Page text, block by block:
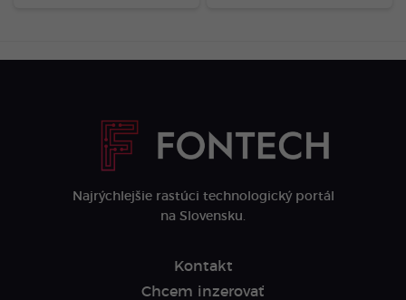
Najrýchlejšie rastúci technologický portál
na Slovensku.
Kontakt
Chcem inzerovať